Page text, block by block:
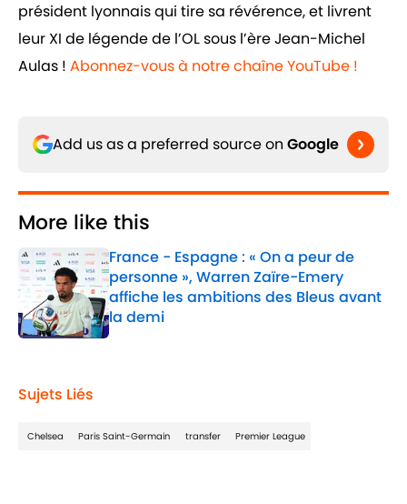
président lyonnais qui tire sa révérence, et livrent
leur XI de légende de l’OL sous l’ère Jean-Michel
Aulas ! Abonnez-vous à notre chaîne YouTube !
Add us as a preferred source on Google
More like this
France - Espagne : « On a peur de
personne », Warren Zaïre-Emery
affiche les ambitions des Bleus avant
la demi
Published by on Invalid Date
Sujets Liés
Chelsea Paris Saint-Germain transfer Premier League